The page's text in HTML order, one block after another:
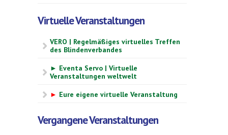
Virtuelle Veranstaltungen
VERO | Regelmäßiges virtuelles Treffen
des Blindenverbandes
► Eventa Servo | Virtuelle
Veranstaltungen weltwelt
► Eure eigene virtuelle Veranstaltung
Vergangene Veranstaltungen